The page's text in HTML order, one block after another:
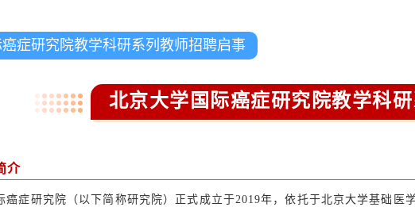
症研究院教学科研系列教师招聘启事
北京大学国际癌症研究院教学科
介
癌症研究院（以下简称研究院）正式成立于2019年，依托于北京大学基础